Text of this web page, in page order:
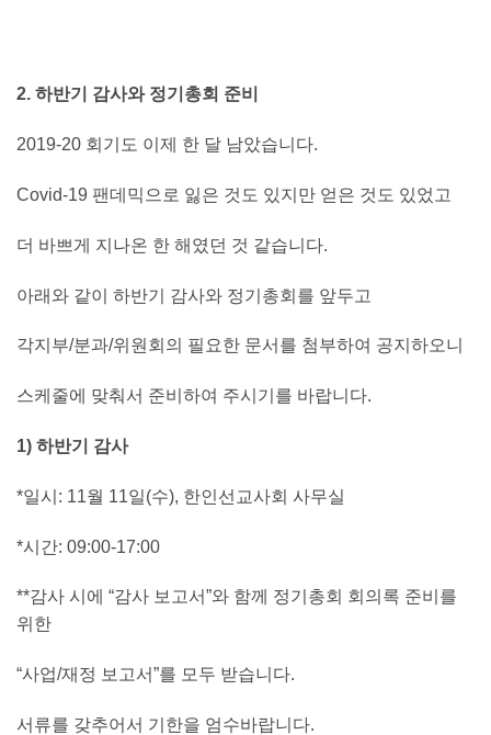
2. 하반기 감사와 정기총회 준비
2019-20 회기도 이제 한 달 남았습니다.
Covid-19 팬데믹으로 잃은 것도 있지만 얻은 것도 있었고
더 바쁘게 지나온 한 해였던 것 같습니다.
아래와 같이 하반기 감사와 정기총회를 앞두고
각지부/분과/위원회의 필요한 문서를 첨부하여 공지하오니
스케줄에 맞춰서 준비하여 주시기를 바랍니다.
1) 하반기 감사
*일시: 11월 11일(수), 한인선교사회 사무실
*시간: 09:00-17:00
**감사 시에 “감사 보고서”와 함께 정기총회 회의록 준비를
위한
“사업/재정 보고서”를 모두 받습니다.
서류를 갖추어서 기한을 엄수바랍니다.